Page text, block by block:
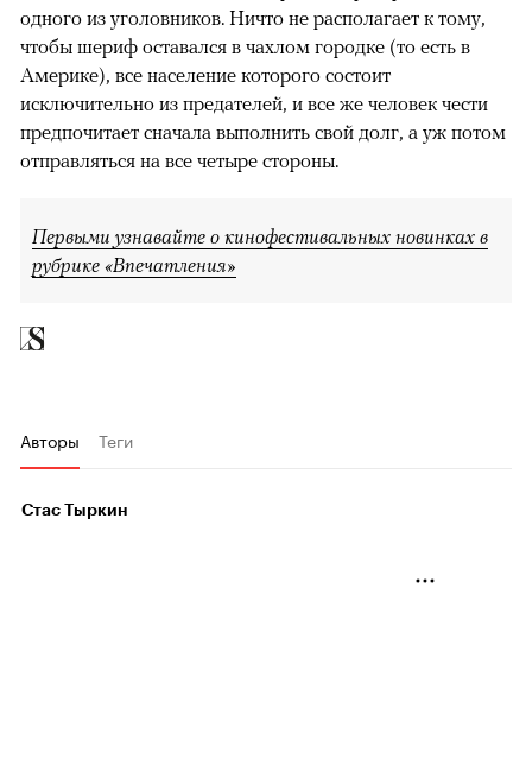
одного из уголовников. Ничто не располагает к тому,
чтобы шериф оставался в чахлом городке (то есть в
Америке), все население которого состоит
исключительно из предателей, и все же человек чести
предпочитает сначала выполнить свой долг, а уж потом
отправляться на все четыре стороны.
Первыми узнавайте о кинофестивальных новинках в
рубрике «Впечатления»
Авторы Теги
Стас Тыркин